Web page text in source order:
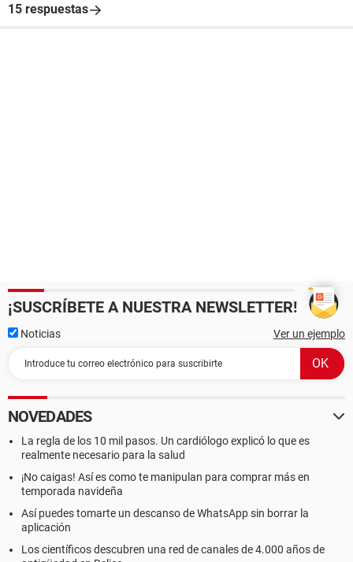
15 respuestas
¡SUSCRÍBETE A NUESTRA NEWSLETTER!
Noticias Ver un ejemplo
NOVEDADES
La regla de los 10 mil pasos. Un cardiólogo explicó lo que es
realmente necesario para la salud
¡No caigas! Así es como te manipulan para comprar más en
temporada navideña
Así puedes tomarte un descanso de WhatsApp sin borrar la
aplicación
Los científicos descubren una red de canales de 4.000 años de